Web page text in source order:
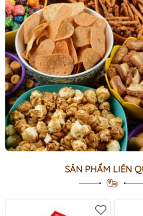
SẢN PHẨM LIÊN